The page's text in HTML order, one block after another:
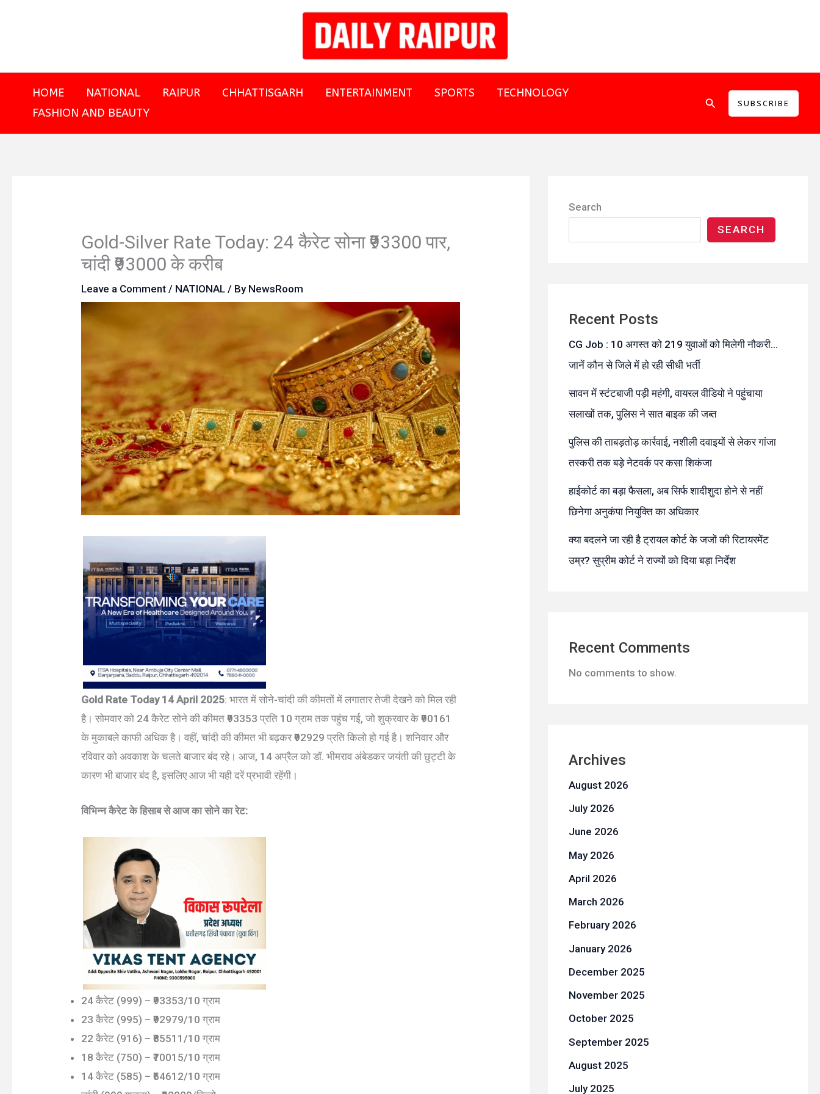
HOME NATIONAL RAIPUR CHHATTISGARH ENTERTAINMENT SPORTS
TECHNOLOGY
FASHION AND BEAUTY
SearchSUBSCRIBE
Gold-Silver Rate Today: 24 कैरेट सोना ₹93300 पार,
चांदी ₹93000 के करीब
Leave a Comment / NATIONAL / By NewsRoom
Gold Rate Today 14 April 2025: भारत में सोने-चांदी की कीमतों में लगातार तेजी देखने को मिल रही
है। सोमवार को 24 कैरेट सोने की कीमत ₹93353 प्रति 10 ग्राम तक पहुंच गई, जो शुक्रवार के ₹90161
के मुकाबले काफी अधिक है। वहीं, चांदी की कीमत भी बढ़कर ₹92929 प्रति किलो हो गई है। शनिवार और
रविवार को अवकाश के चलते बाजार बंद रहे। आज, 14 अप्रैल को डॉ. भीमराव अंबेडकर जयंती की छुट्टी के
कारण भी बाजार बंद है, इसलिए आज भी यही दरें प्रभावी रहेंगी।
विभिन्न कैरेट के हिसाब से आज का सोने का रेट:
24 कैरेट (999) – ₹93353/10 ग्राम
23 कैरेट (995) – ₹92979/10 ग्राम
22 कैरेट (916) – ₹85511/10 ग्राम
18 कैरेट (750) – ₹70015/10 ग्राम
14 कैरेट (585) – ₹54612/10 ग्राम
Search
SEARCH
Recent Posts
CG Job : 10 अगस्त को 219 युवाओं को मिलेगी नौकरी…
जानें कौन से जिले में हो रही सीधी भर्ती
सावन में स्टंटबाजी पड़ी महंगी, वायरल वीडियो ने पहुंचाया
सलाखों तक, पुलिस ने सात बाइक की जब्त
पुलिस की ताबड़तोड़ कार्रवाई, नशीली दवाइयों से लेकर गांजा
तस्करी तक बड़े नेटवर्क पर कसा शिकंजा
हाईकोर्ट का बड़ा फैसला, अब सिर्फ शादीशुदा होने से नहीं
छिनेगा अनुकंपा नियुक्ति का अधिकार
क्या बदलने जा रही है ट्रायल कोर्ट के जजों की रिटायरमेंट
उम्र? सुप्रीम कोर्ट ने राज्यों को दिया बड़ा निर्देश
Recent Comments
No comments to show.
Archives
August 2026
July 2026
June 2026
May 2026
April 2026
March 2026
February 2026
January 2026
December 2025
November 2025
October 2025
September 2025
August 2025
July 2025